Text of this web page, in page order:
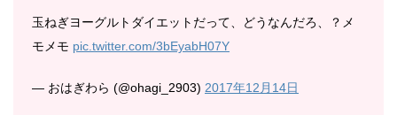
玉ねぎヨーグルトダイエットだって、どうなんだろ、？メ
モメモ pic.twitter.com/3bEyabH07Y
— おはぎわら (@ohagi_2903) 2017年12月14日